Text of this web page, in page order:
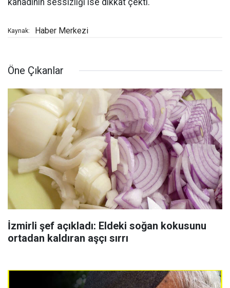
kanadının sessizliği ise dikkat çekti.
Kaynak: Haber Merkezi
Öne Çıkanlar
İzmirli şef açıkladı: Eldeki soğan kokusunu
ortadan kaldıran aşçı sırrı